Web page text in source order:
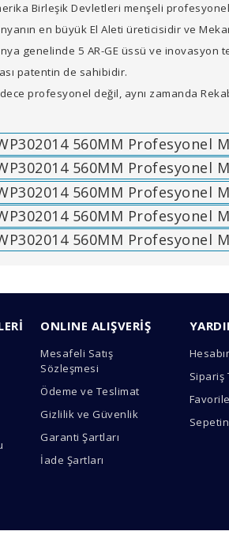
Birleşik Devletleri menşeli
en büyük El Aleti üreticisidir ve
genelinde 5 AR-GE üssü ve
patentin de sahibidir.
profesyonel değil, aynı zamanda
eksik bilgiler bulunuyor.
hatalar bulunuyor.
sitelerden daha pahalı.
farklı alternatifler olmalı.
ONLINE ALIŞVERİŞ
Mesafeli Satış
Sözleşmesi
Ödeme ve Teslimat
Gizlilik ve Güvenlik
Garanti Şartları
İade Şartları
Sipariş